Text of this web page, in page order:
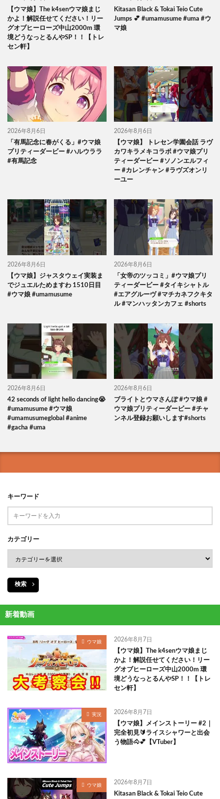
【ウマ娘】The k4senウマ娘まじ
かよ！解説任せてください！リー
グオブヒーローズ中山2000m 環
境どうなっとるんやSP！！【トレ
セン軒】
Kitasan Black & Tokai Teio Cute
Jumps 💕 #umamusume #uma #ウ
マ娘
2026年8月6日
「有馬記念に春がくる」#ウマ娘
プリティーダービー #ハルウララ
#有馬記念
2026年8月6日
【ウマ娘】 トレセン学園会話 ラヴ
カワキラメキコラボ #ウマ娘プリ
ティーダービー #ソノンエルフィ
ー #カレンチャン #ラヴズオンリ
ーユー
2026年8月6日
【ウマ娘】ジャスタウェイ実装ま
でジュエルためますわ 1510日目
#ウマ娘 #umamusume
2026年8月6日
「女帝のツッコミ」#ウマ娘プリ
ティーダービー #タイキシャトル
#エアグルーヴ #マチカネフクキタ
ル #マンハッタンカフェ #shorts
2026年8月6日
42 seconds of light hello dancing😭
#umamusume #ウマ娘
#umamusumeglobal #anime
#gacha #uma
2026年8月6日
ブライトとウマさんぽ #ウマ娘 #
ウマ娘プリティーダービー #チャ
ンネル登録お願いします#shorts
キーワード
カテゴリー
検索
新着動画
ウマ娘 2026年8月7日
【ウマ娘】The k4senウマ娘まじ
かよ！解説任せてください！リー
グオブヒーローズ中山2000m 環
境どうなっとるんやSP！！【トレ
セン軒】
実況 2026年8月7日
【ウマ娘】メインストーリー #2｜
完全初見🔰ライスシャワーと出会
う物語🐴💕【VTuber】
ウマ娘 2026年8月7日
Kitasan Black & Tokai Teio Cute